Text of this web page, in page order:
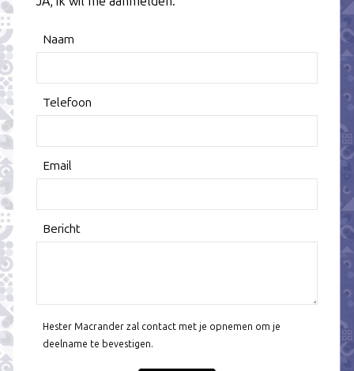
Naam
Telefoon
Email
Bericht
Hester Macrander zal contact met je opnemen om je
deelname te bevestigen.